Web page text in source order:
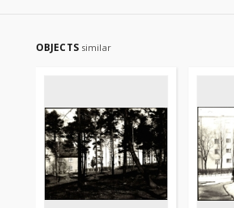
OBJECTS similar